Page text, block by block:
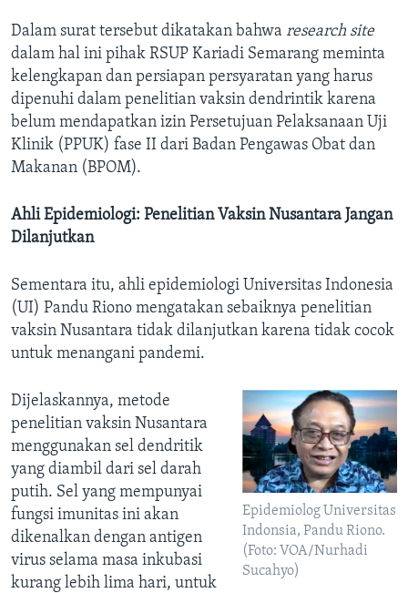
Dalam surat tersebut dikatakan bahwa research site
dalam hal ini pihak RSUP Kariadi Semarang meminta
kelengkapan dan persiapan persyaratan yang harus
dipenuhi dalam penelitian vaksin dendrintik karena
belum mendapatkan izin Persetujuan Pelaksanaan Uji
Klinik (PPUK) fase II dari Badan Pengawas Obat dan
Makanan (BPOM).
Ahli Epidemiologi: Penelitian Vaksin Nusantara Jangan
Dilanjutkan
Sementara itu, ahli epidemiologi Universitas Indonesia
(UI) Pandu Riono mengatakan sebaiknya penelitian
vaksin Nusantara tidak dilanjutkan karena tidak cocok
untuk menangani pandemi.
Epidemiolog Universitas
Indonsia, Pandu Riono.
(Foto: VOA/Nurhadi
Sucahyo)
Dijelaskannya, metode
penelitian vaksin Nusantara
menggunakan sel dendritik
yang diambil dari sel darah
putih. Sel yang mempunyai
fungsi imunitas ini akan
dikenalkan dengan antigen
virus selama masa inkubasi
kurang lebih lima hari, untuk